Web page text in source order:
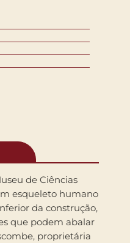
de Ciências
esqueleto humano
da construção,
que podem abalar
proprietária